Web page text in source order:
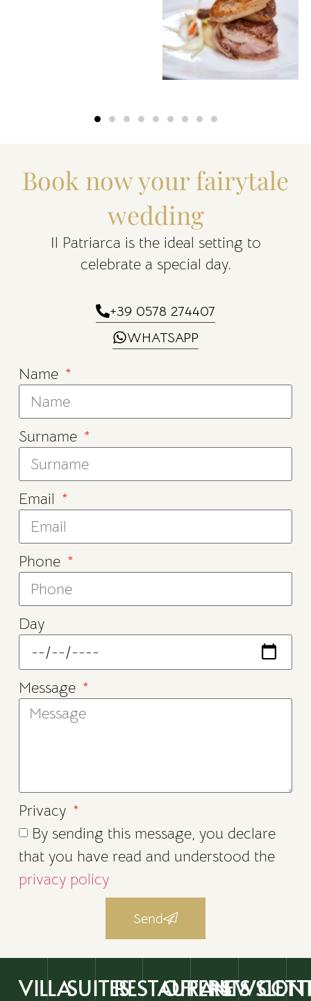
Book now your fairytale
wedding
Il Patriarca is the ideal setting to
celebrate a special day.
+39 0578 274407
WHATSAPP
Name
Surname
Email
Phone
Day
Message
Privacy
By sending this message, you declare
that you have read and understood the
privacy policy
Send
VILLASUITESRESTAURANTS
OFFERS